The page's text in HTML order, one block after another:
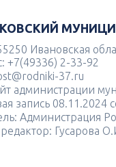
Ивановская
+7(49336) 2-33-92
37.ru
администрации
запись
Администрация
Гусарова